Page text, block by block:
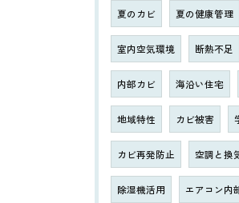
夏のカビ 夏の健康管理
室内空気環境 断熱不足
内部カビ 海沿い住宅
地域特性 カビ被害
カビ再発防止 空調と換
除湿機活用 エアコン内